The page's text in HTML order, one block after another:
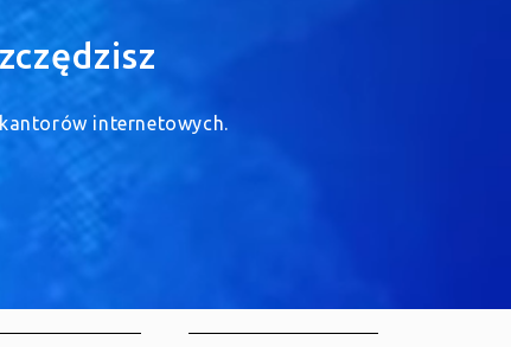
internetowych.